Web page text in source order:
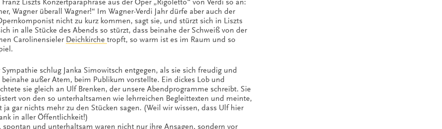
Franz Liszts Konzertparaphrase aus der Oper „Rigoletto“ von Verdi so an:
Wagner überall Wagner!“ Im Wagner-Verdi Jahr dürfe aber auch der
nicht zu kurz kommen, sagt sie, und stürzt sich in Liszts
in alle Stücke des Abends so stürzt, dass beinahe der Schweiß von der
Carolinensieler Deichkirche tropft, so warm ist es im Raum und so
Sympathie schlug Janka Simowitsch entgegen, als sie sich freudig und
außer Atem, beim Publikum vorstellte. Ein dickes Lob und
sie gleich an Ulf Brenken, der unsere Abendprogramme schreibt. Sie
von den so unterhaltsamen wie lehrreichen Begleittexten und meinte,
ja gar nichts mehr zu den Stücken sagen. (Weil wir wissen, dass Ulf hier
in aller Öffentlichkeit!)
spontan und unterhaltsam waren nicht nur ihre Ansagen, sondern vor